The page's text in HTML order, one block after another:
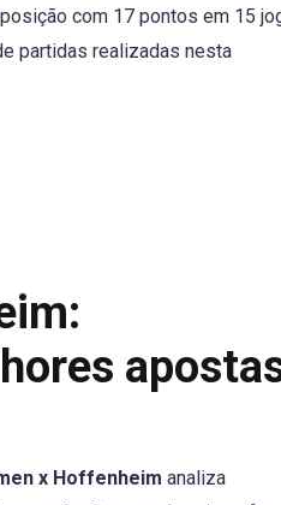
com 17 pontos em 15
partidas realizadas nesta
x Hoffenheim analiza